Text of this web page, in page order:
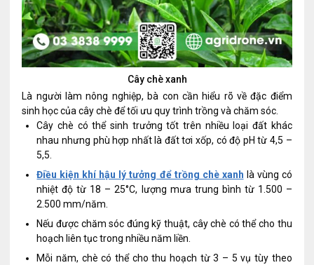
Cây chè xanh
Là người làm nông nghiệp, bà con cần hiểu rõ về đặc điểm
sinh học của cây chè để tối ưu quy trình trồng và chăm sóc.
Cây chè có thể sinh trưởng tốt trên nhiều loại đất khác
nhau nhưng phù hợp nhất là đất tơi xốp, có độ pH từ 4,5 –
5,5.
Điều kiện khí hậu lý tưởng để trồng chè xanh là vùng có
nhiệt độ từ 18 – 25°C, lượng mưa trung bình từ 1.500 –
2.500 mm/năm.
Nếu được chăm sóc đúng kỹ thuật, cây chè có thể cho thu
hoạch liên tục trong nhiều năm liền.
Mỗi năm, chè có thể cho thu hoạch từ 3 – 5 vụ tùy theo